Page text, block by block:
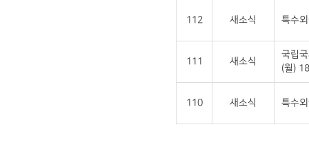
112 새소식 특수
111 새소식
국립
(월)
110 새소식 특수